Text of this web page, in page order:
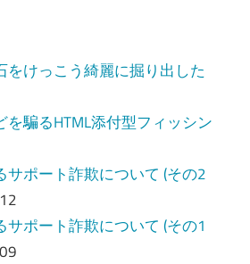
をけっこう綺麗に掘り出した
を騙るHTML添付型フィッシン
サポート詐欺について (その2
サポート詐欺について (その1